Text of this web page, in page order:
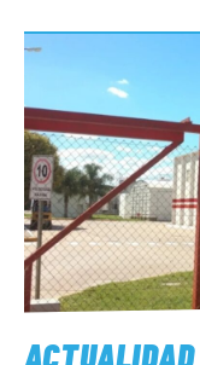
ACTUALIDAD